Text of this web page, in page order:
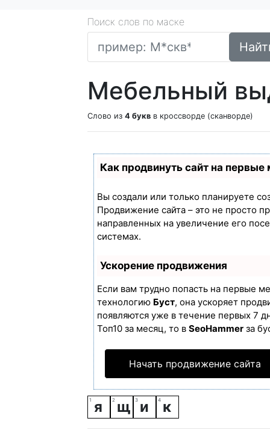
Поиск слов по маске
Мебельный
Слово из 4 букв в кроссворде (сканворде)
Как продвинуть сайт на первые
Вы создали или только планируете
Продвижение сайта – это не просто
направленных на увеличение его
системах.
Ускорение продвижения
Если вам трудно попасть на первые
технологию Буст, она ускоряет
появляются уже в течение первых 7
Топ10 за месяц, то в SeoHammer за
Начать продвижение сайта
я щ и к